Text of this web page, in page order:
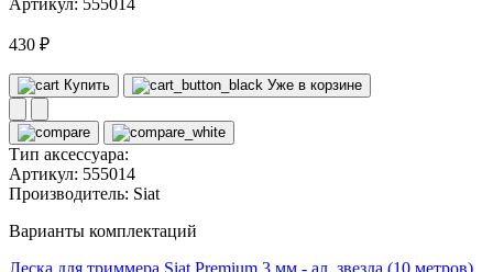
Артикул: 555014
430 ₽
Купить Уже в корзине
Тип аксессуара:
Артикул: 555014
Производитель: Siat
Варианты комплектаций